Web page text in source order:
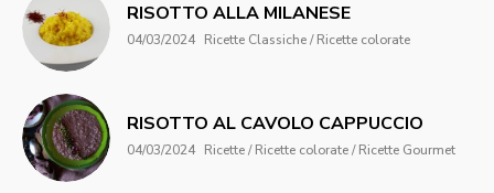
RISOTTO ALLA MILANESE
04/03/2024 Ricette Classiche / Ricette colorate
RISOTTO AL CAVOLO CAPPUCCIO
04/03/2024 Ricette / Ricette colorate / Ricette Gourmet